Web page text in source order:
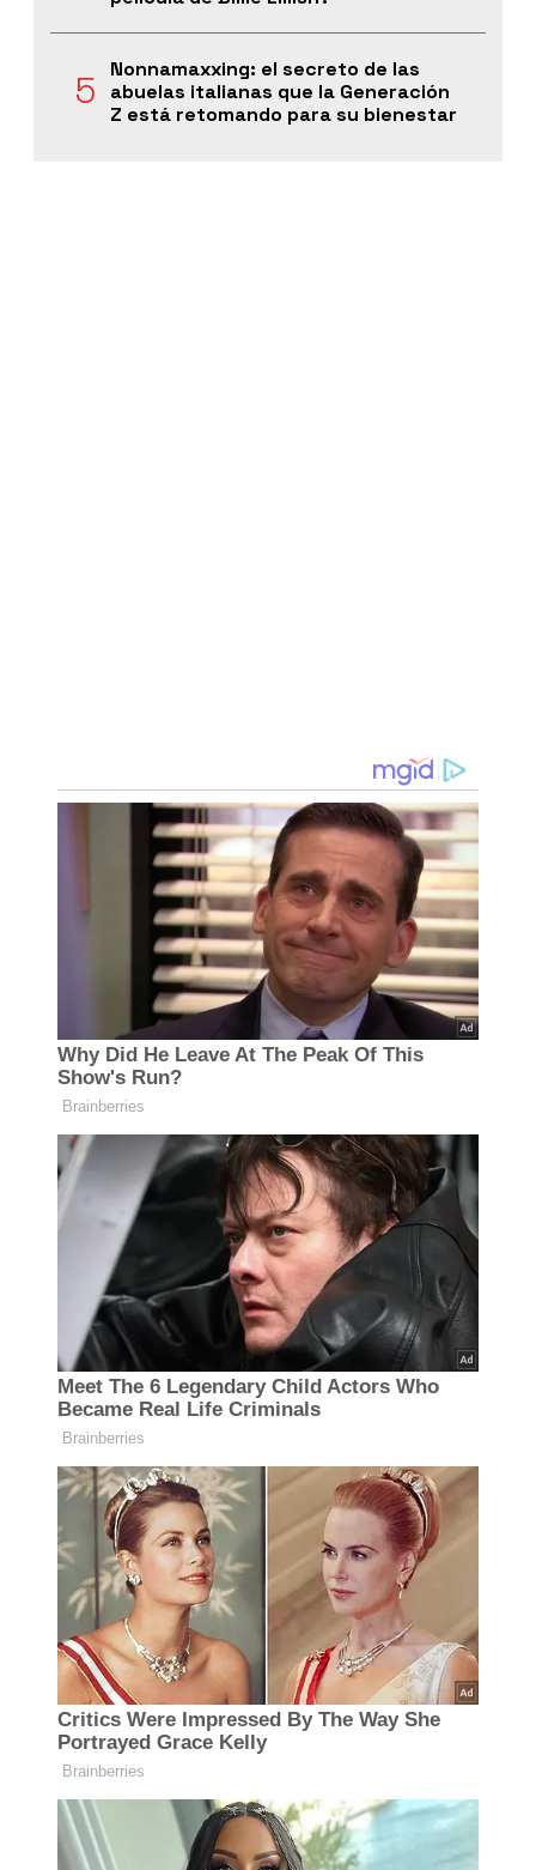
Nonnamaxxing: el secreto de las
abuelas italianas que la Generación
Z está retomando para su bienestar